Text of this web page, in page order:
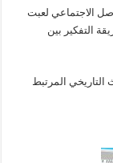
الاجتماعي لعبت
التفكير بين
التاريخي المرتبط